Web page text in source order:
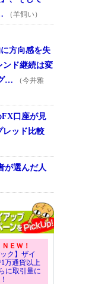
（羊飼い）
方向感を失
ンド継続は変
…
（今井雅
FX口座が見
レッド比較
が選んだ人
ＥＷ！
ク】ザイ
万通貨以上
に取引量に